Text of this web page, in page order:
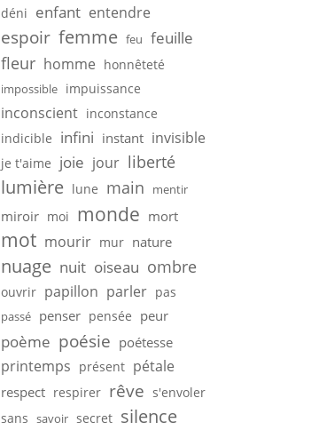
déni enfant entendre
espoir femme feu feuille
fleur homme honnêteté
impossible impuissance
inconscient inconstance
indicible infini instant invisible
je t'aime joie jour liberté
lumière lune main mentir
miroir moi monde mort
mot mourir mur nature
nuage nuit oiseau ombre
ouvrir papillon parler pas
passé penser pensée peur
poème poésie poétesse
printemps présent pétale
respect respirer rêve s'envoler
sans savoir secret silence